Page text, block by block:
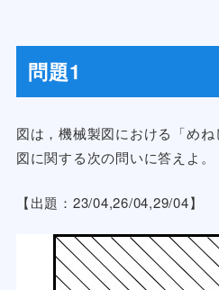
問題1
図は，機械製図における「めね
図に関する次の問いに答えよ。
【出題：23/04,26/04,29/04】